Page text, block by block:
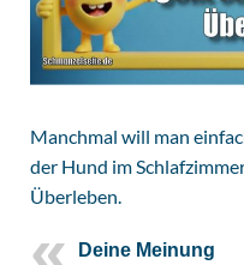
Manchmal will man
der Hund im
Überleben.
Deine Meinung